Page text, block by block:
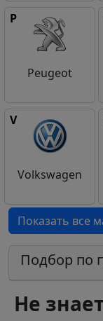
P
Peugeot
V
Volkswagen
Показать все
Подбор по
Не